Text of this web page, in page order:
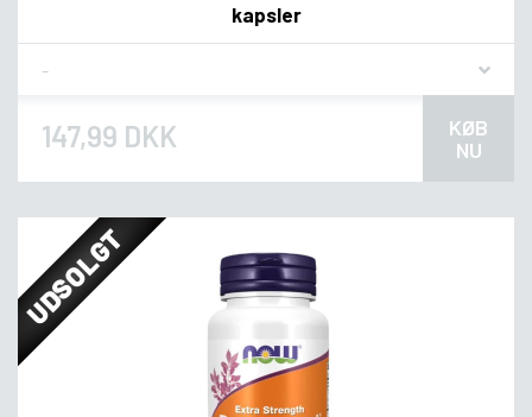
kapsler
147,99 DKK
KØB
NU
UDSOLGT